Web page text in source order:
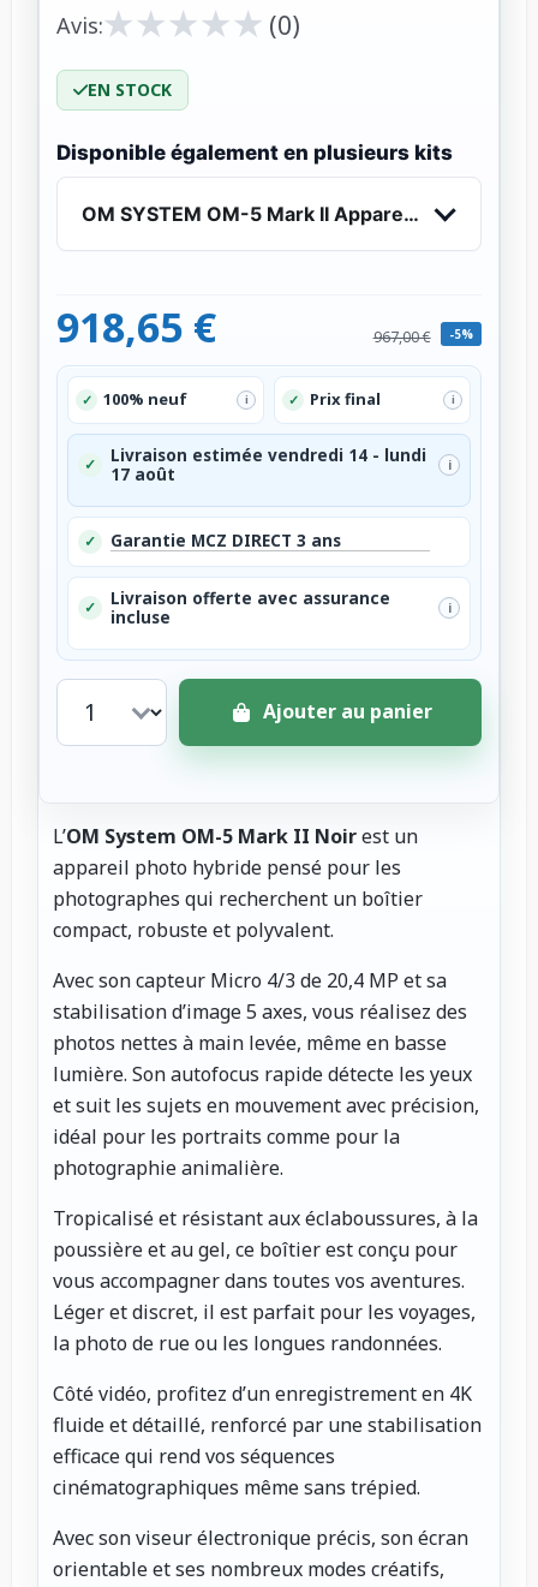
Avis:★
★★
★★
★★
★★
★ (0)
EN STOCK
Disponible également en plusieurs kits
OM SYSTEM OM-5 Mark II Appareil Photo
918,65 € 967,00 € -5%
✓ 100% neuf i ✓ Prix final i
✓
Livraison estimée vendredi 14 - lundi
17 août
i
✓ Garantie MCZ DIRECT 3 ans
✓
Livraison offerte avec assurance
incluse
i
Ajouter au panier
L’OM System OM-5 Mark II Noirest un
appareil photo hybride pensé pour les
photographes qui recherchent un boîtier
compact, robuste et polyvalent.
Avec son capteur Micro 4/3 de 20,4 MP et sa
stabilisation d’image 5 axes, vous réalisez des
photos nettes à main levée, même en basse
lumière. Son autofocus rapide détecte les yeux
et suit les sujets en mouvement avec précision,
idéal pour les portraits comme pour la
photographie animalière.
Tropicalisé et résistant aux éclaboussures, à la
poussière et au gel, ce boîtier est conçu pour
vous accompagner dans toutes vos aventures.
Léger et discret, il est parfait pour les voyages,
la photo de rue ou les longues randonnées.
Côté vidéo, profitez d’un enregistrement en 4K
fluide et détaillé, renforcé par une stabilisation
efficace qui rend vos séquences
cinématographiques même sans trépied.
Avec son viseur électronique précis, son écran
orientable et ses nombreux modes créatifs,